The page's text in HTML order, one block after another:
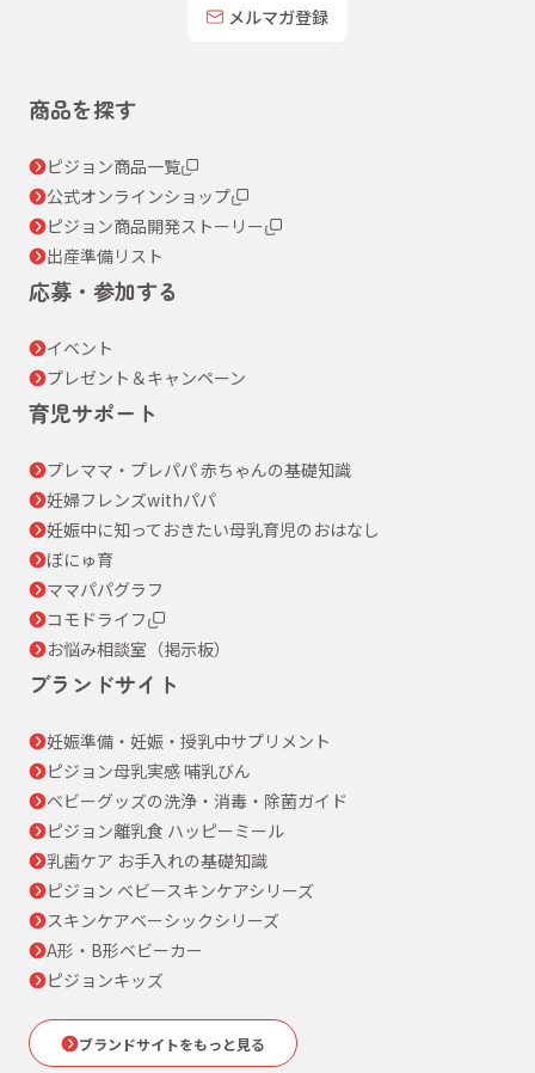
メルマガ登録
商品を探す
ピジョン商品一覧
公式オンラインショップ
ピジョン商品開発ストーリー
出産準備リスト
応募・参加する
イベント
プレゼント＆キャンペーン
育児サポート
プレママ・プレパパ 赤ちゃんの基礎知識
妊婦フレンズwithパパ
妊娠中に知っておきたい母乳育児のおはなし
ぼにゅ育
ママパパグラフ
コモドライフ
お悩み相談室（掲示板）
ブランドサイト
妊娠準備・妊娠・授乳中サプリメント
ピジョン母乳実感 哺乳びん
ベビーグッズの洗浄・消毒・除菌ガイド
ピジョン離乳食 ハッピーミール
乳歯ケア お手入れの基礎知識
ピジョン ベビースキンケアシリーズ
スキンケアベーシックシリーズ
A形・B形ベビーカー
ピジョンキッズ
ブランドサイトをもっと見る